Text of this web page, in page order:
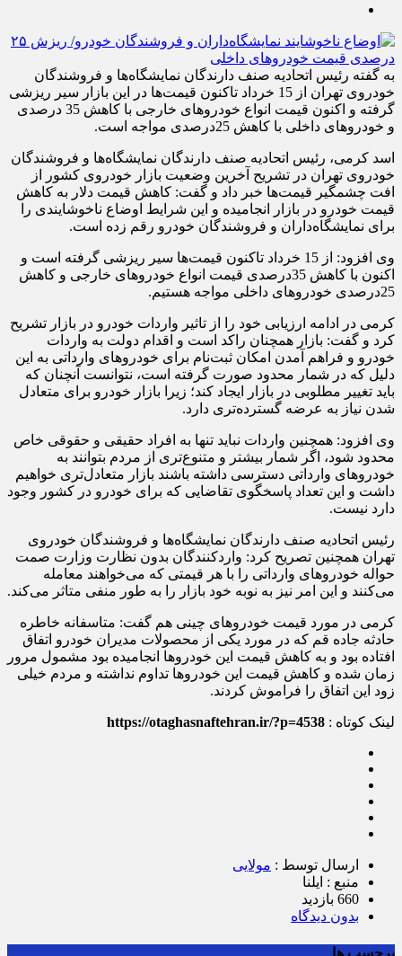
به گفته رئیس اتحادیه صنف دارندگان نمایشگاه‌ها و فروشندگان
خودروی تهران از 15 خرداد تاکنون قیمت‌ها در این بازار سیر ریزشی
گرفته و اکنون قیمت انواع خودروهای خارجی با کاهش 35 درصدی
و خودروهای داخلی با کاهش 25درصدی مواجه است.
اسد کرمی، رئیس اتحادیه صنف دارندگان نمایشگاه‌ها و فروشندگان
خودروی تهران در تشریح آخرین وضعیت بازار خودروی کشور از
افت چشمگیر قیمت‌ها خبر داد و گفت: کاهش قیمت دلار به کاهش
قیمت خودرو در بازار انجامیده و این شرایط اوضاع ناخوشایندی را
برای نمایشگاه‌داران و فروشندگان خودرو رقم زده است.
وی افزود: از 15 خرداد تاکنون قیمت‌ها سیر ریزشی گرفته است و
اکنون با کاهش 35درصدی قیمت انواع خودروهای خارجی و کاهش
25درصدی خودروهای داخلی مواجه هستیم.
کرمی در ادامه ارزیابی خود را از تاثیر واردات خودرو در بازار تشریح
کرد و گفت: بازار همچنان راکد است و اقدام دولت به واردات
خودرو و فراهم آمدن امکان ثبت‌نام برای خودروهای وارداتی به این
دلیل که در شمار محدود صورت گرفته است، نتوانست آنچنان که
باید تغییر مطلوبی در بازار ایجاد کند؛ زیرا بازار خودرو برای متعادل
شدن نیاز به عرضه گسترده‌تری دارد.
وی افزود: همچنین واردات نباید تنها به افراد حقیقی و حقوقی خاص
محدود شود، اگر شمار بیشتر و متنوع‌تری از مردم بتوانند به
خودروهای وارداتی دسترسی داشته باشند بازار متعادل‌تری خواهیم
داشت و این تعداد پاسخگوی تقاضایی که برای خودرو در کشور وجود
دارد نیست.
رئیس اتحادیه صنف دارندگان نمایشگاه‌ها و فروشندگان خودروی
تهران همچنین تصریح کرد: واردکنندگان بدون نظارت وزارت صمت
حواله خودروهای وارداتی را با هر قیمتی که می‌خواهند معامله
می‌کنند و این امر نیز به نوبه خود بازار را به طور منفی متاثر می‌کند.
کرمی در مورد قیمت خودروهای چینی هم گفت: متاسفانه خاطره
حادثه جاده قم که در مورد یکی از محصولات مدیران خودرو اتفاق
افتاده بود و به کاهش قیمت این خودروها انجامیده بود مشمول مرور
زمان شده و کاهش قیمت این خودروها تداوم نداشته و مردم خیلی
زود این اتفاق را فراموش کردند.
لینک کوتاه : https://otaghasnaftehran.ir/?p=4538
ارسال توسط : مولایی
منبع : ایلنا
660 بازدید
بدون دیدگاه
برچسب ها